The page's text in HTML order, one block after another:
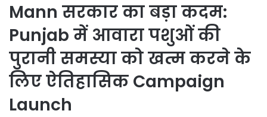
Mann सरकार का बड़ा कदम:
Punjab में आवारा पशुओं की
पुरानी समस्या को खत्म करने के
लिए ऐतिहासिक Campaign
Launch